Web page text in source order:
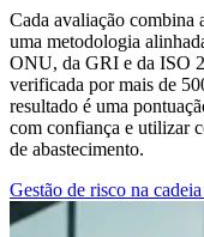
Cada avaliação
uma metodologia
ONU, da GRI e da ISO
verificada por mais de
resultado é uma
com confiança e utilizar
de abastecimento.
Gestão de risco na